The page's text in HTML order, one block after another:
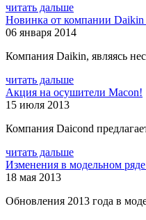
читать дальше
Новинка от компании
06 января 2014
Компания Daikin, являясь
читать дальше
Акция на осушители Macon!
15 июля 2013
Компания Daicond
читать дальше
Изменения в модельном
18 мая 2013
Обновления 2013 года в